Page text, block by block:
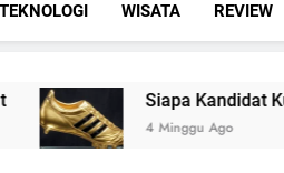
TEKNOLOGI WISATA REVIEW
Siapa Kandidat
4 Minggu Ago